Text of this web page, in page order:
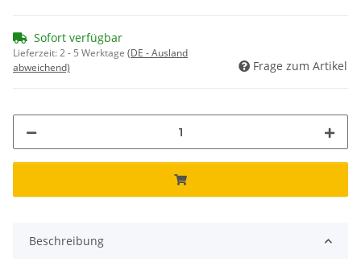
Sofort verfügbar
Lieferzeit:2 - 5 Werktage (DE - Ausland
abweichend)
Frage zum Artikel
Beschreibung